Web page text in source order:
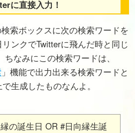
に直接入力！
索ボックスに次の検索ワードを
ンクでTwitterに飛んだ時と同じ
なみにこの検索ワードは、
」機能で出力出来る検索ワードと
生成したものなんよ。
の誕生日 OR #日向縁生誕